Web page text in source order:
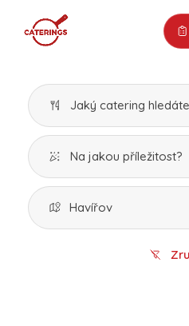
Jaký catering
Na jakou příležitost?
Havířov